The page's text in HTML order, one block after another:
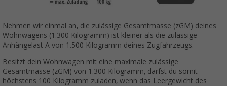
Nehmen wir einmal an, die zulässige Gesamtmasse (zGM) deines
Wohnwagens (1.300 Kilogramm) ist kleiner als die zulässige
Anhängelast A von 1.500 Kilogramm deines Zugfahrzeugs.
Besitzt dein Wohnwagen mit eine maximale zulässige
Gesamtmasse (zGM) von 1.300 Kilogramm, darfst du somit
höchstens 100 Kilogramm zuladen, wenn das Leergewicht des